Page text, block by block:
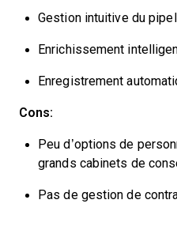
Gestion intuitive du
Enrichissement
Enregistrement
Cons:
Peu d’options de
grands cabinets de
Pas de gestion de